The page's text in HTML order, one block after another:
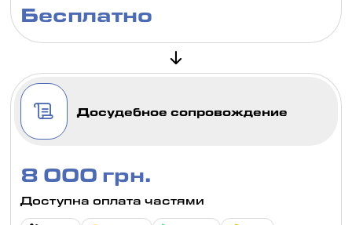
Бесплатно
Досудебное сопровождение
8 000 грн.
Доступна оплата частями